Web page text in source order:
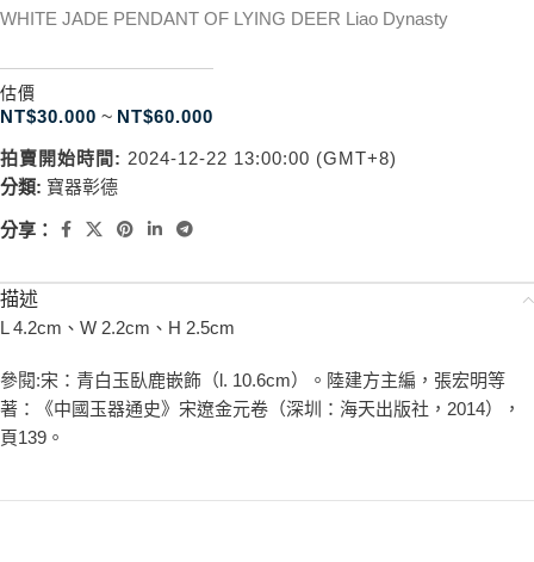
WHITE JADE PENDANT OF LYING DEER Liao Dynasty
估價
NT$30.000 ~ NT$60.000
拍賣開始時間: 2024-12-22 13:00:00 (GMT+8)
分類: 寶器彰德
分享：
描述
L 4.2cm、W 2.2cm、H 2.5cm
參閱:宋：青白玉臥鹿嵌飾（l. 10.6cm）。陸建方主編，張宏明等
著：《中國玉器通史》宋遼金元卷（深圳：海天出版社，2014），
頁139。